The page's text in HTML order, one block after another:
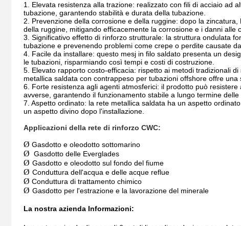
1. Elevata resistenza alla trazione: realizzato con fili di acciaio ad
tubazione, garantendo stabilità e durata della tubazione.
2. Prevenzione della corrosione e della ruggine: dopo la
della ruggine, mitigando efficacemente la corrosione e i danni alle
3. Significativo effetto di rinforzo strutturale: la struttura ondulata
tubazione e prevenendo problemi come crepe o perdite causate
4. Facile da installare: questo mesj in filo saldato presenta un
le tubazioni, risparmiando così tempi e costi di costruzione.
5. Elevato rapporto costo-efficacia: rispetto ai metodi tradizionali
metallica saldata con contrappeso per tubazioni offshore offre
6. Forte resistenza agli agenti atmosferici: il prodotto può
avverse, garantendo il funzionamento stabile a lungo termine delle
7. Aspetto ordinato: la rete metallica saldata ha un aspetto
un aspetto divino dopo l'installazione.
Applicazioni della rete di rinforzo CWC:
Ø Gasdotto e oleodotto sottomarino
Ø Gasdotto delle Everglades
Ø Gasdotto e oleodotto sul fondo del fiume
Ø Conduttura dell'acqua e delle acque reflue
Ø Conduttura di trattamento chimico
Ø Gasdotto per l'estrazione e la lavorazione del minerale
La nostra azienda Informazioni: